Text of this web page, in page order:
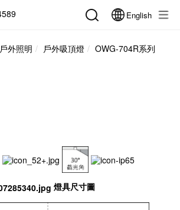
English
戶外照明 戶外吸頂燈 OWG-704R系列
燈具尺寸圖